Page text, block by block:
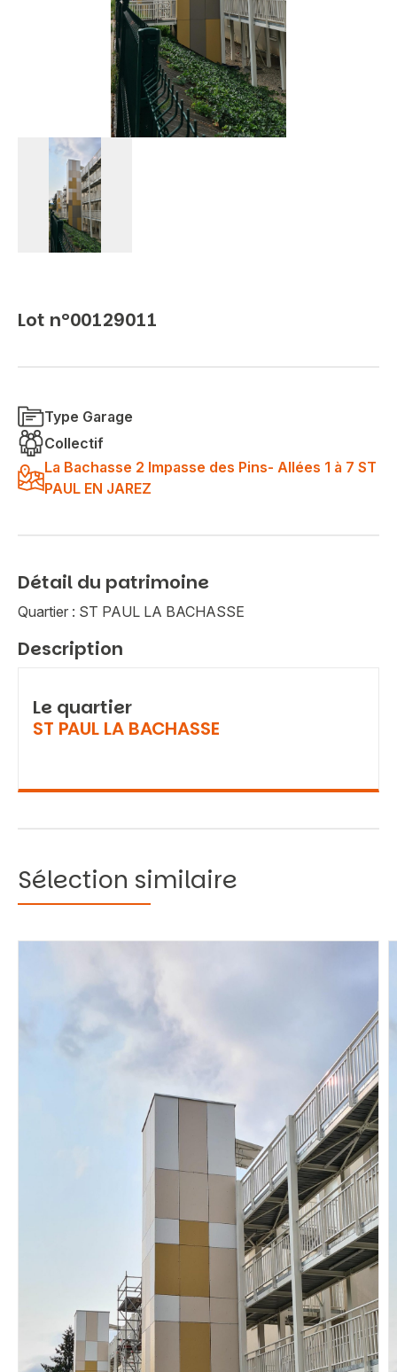
Lot n°00129011
Type Garage
Collectif
La Bachasse 2 Impasse des Pins- Allées 1 à 7 ST
PAUL EN JAREZ
Détail du patrimoine
Quartier : ST PAUL LA BACHASSE
Description
Le quartier
ST PAUL LA BACHASSE
Sélection similaire